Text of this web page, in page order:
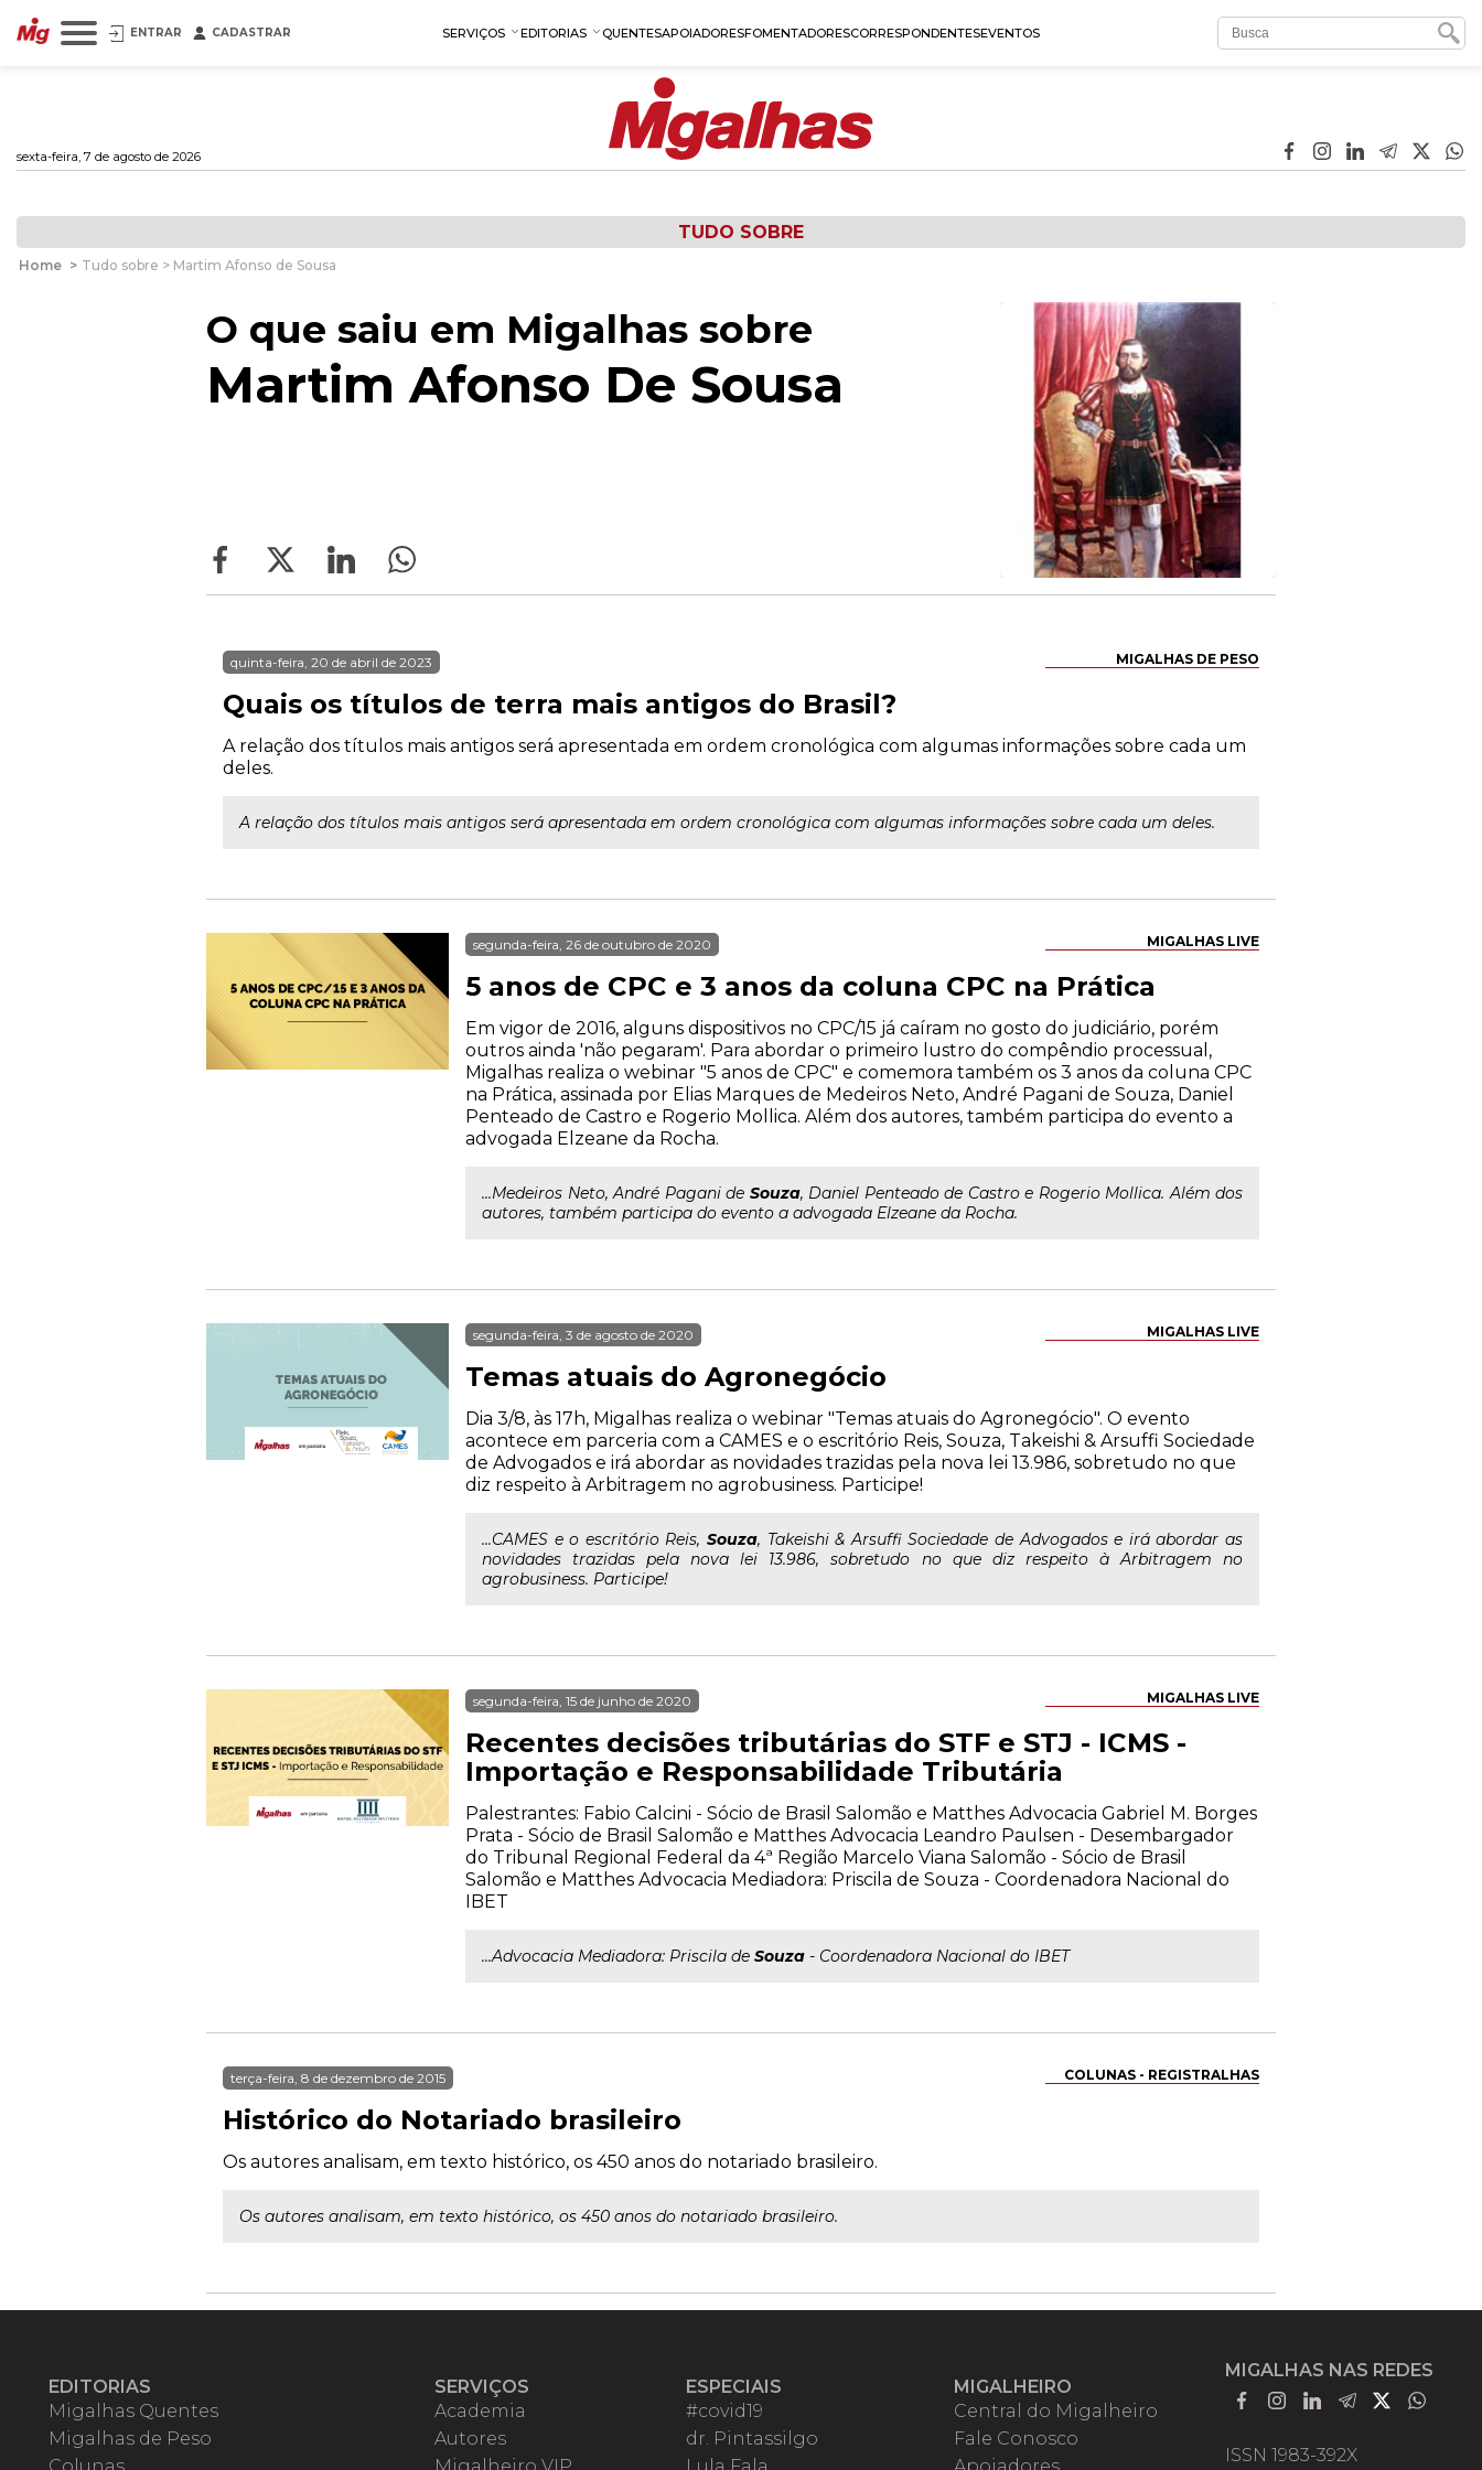
ENTRAR CADASTRAR SERVIÇOS EDITORIAS QUENTESAPOIADORESFOMENTADORESCORRESPONDENTESEVENTOS
sexta-feira, 7 de agosto de 2026
TUDO SOBRE
Home > Tudo sobre > Martim Afonso de Sousa
O que saiu em Migalhas sobre
Martim Afonso De Sousa
MIGALHAS DE PESO
quinta-feira, 20 de abril de 2023
Quais os títulos de terra mais antigos do Brasil?
A relação dos títulos mais antigos será apresentada em ordem cronológica com algumas informações sobre cada um
deles.
A relação dos títulos mais antigos será apresentada em ordem cronológica com algumas informações sobre cada um deles.
MIGALHAS LIVE
segunda-feira, 26 de outubro de 2020
5 anos de CPC e 3 anos da coluna CPC na Prática
Em vigor de 2016, alguns dispositivos no CPC/15 já caíram no gosto do judiciário, porém
outros ainda 'não pegaram'. Para abordar o primeiro lustro do compêndio processual,
Migalhas realiza o webinar "5 anos de CPC" e comemora também os 3 anos da coluna CPC
na Prática, assinada por Elias Marques de Medeiros Neto, André Pagani de Souza, Daniel
Penteado de Castro e Rogerio Mollica. Além dos autores, também participa do evento a
advogada Elzeane da Rocha.
...Medeiros Neto, André Pagani de Souza, Daniel Penteado de Castro e Rogerio Mollica. Além dos
autores, também participa do evento a advogada Elzeane da Rocha.
MIGALHAS LIVE
segunda-feira, 3 de agosto de 2020
Temas atuais do Agronegócio
Dia 3/8, às 17h, Migalhas realiza o webinar "Temas atuais do Agronegócio". O evento
acontece em parceria com a CAMES e o escritório Reis, Souza, Takeishi & Arsuffi Sociedade
de Advogados e irá abordar as novidades trazidas pela nova lei 13.986, sobretudo no que
diz respeito à Arbitragem no agrobusiness. Participe!
...CAMES e o escritório Reis, Souza, Takeishi & Arsuffi Sociedade de Advogados e irá abordar as
novidades trazidas pela nova lei 13.986, sobretudo no que diz respeito à Arbitragem no
agrobusiness. Participe!
MIGALHAS LIVE
segunda-feira, 15 de junho de 2020
Recentes decisões tributárias do STF e STJ - ICMS -
Importação e Responsabilidade Tributária
Palestrantes: Fabio Calcini - Sócio de Brasil Salomão e Matthes Advocacia Gabriel M. Borges
Prata - Sócio de Brasil Salomão e Matthes Advocacia Leandro Paulsen - Desembargador
do Tribunal Regional Federal da 4ª Região Marcelo Viana Salomão - Sócio de Brasil
Salomão e Matthes Advocacia Mediadora: Priscila de Souza - Coordenadora Nacional do
IBET
...Advocacia Mediadora: Priscila de Souza - Coordenadora Nacional do IBET
COLUNAS - REGISTRALHAS
terça-feira, 8 de dezembro de 2015
Histórico do Notariado brasileiro
Os autores analisam, em texto histórico, os 450 anos do notariado brasileiro.
Os autores analisam, em texto histórico, os 450 anos do notariado brasileiro.
EDITORIAS
Migalhas Quentes
Migalhas de Peso
SERVIÇOS
Academia
Autores
ESPECIAIS
#covid19
dr. Pintassilgo
MIGALHEIRO
Central do Migalheiro
Fale Conosco
MIGALHAS NAS REDES
ISSN 1983-392X